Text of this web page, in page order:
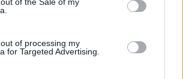
of processing my
for Targeted Advertising.